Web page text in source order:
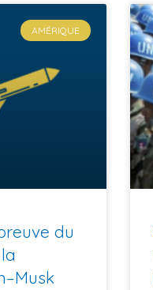
AMÉRIQUE
du